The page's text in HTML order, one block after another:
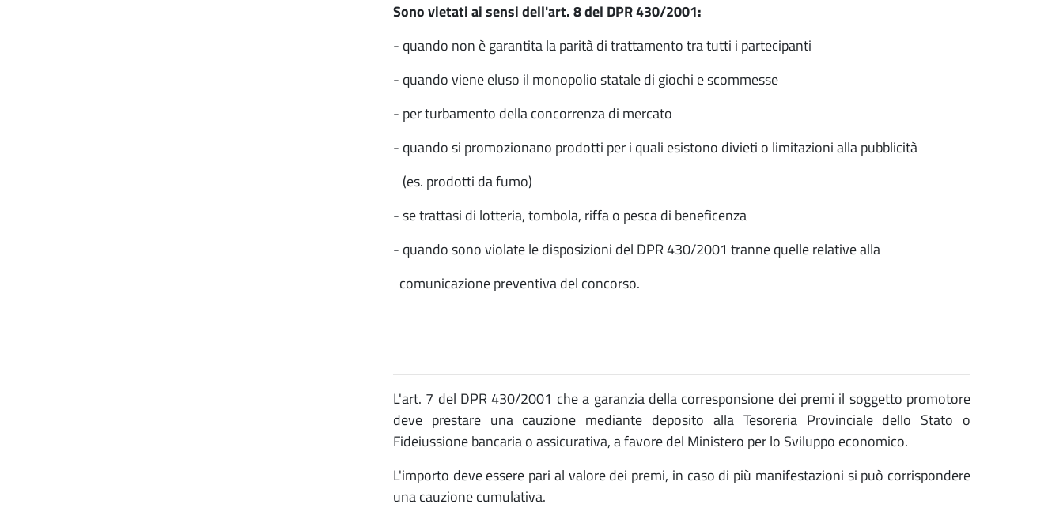
Sono vietati ai sensi dell'art. 8 del DPR 430/2001:
- quando non è garantita la parità di trattamento tra tutti i partecipanti
- quando viene eluso il monopolio statale di giochi e scommesse
- per turbamento della concorrenza di mercato
- quando si promozionano prodotti per i quali esistono divieti o limitazioni alla pubblicità
(es. prodotti da fumo)
- se trattasi di lotteria, tombola, riffa o pesca di beneficenza
- quando sono violate le disposizioni del DPR 430/2001 tranne quelle relative alla
comunicazione preventiva del concorso.
L'art. 7 del DPR 430/2001 che a garanzia della corresponsione dei premi il soggetto promotore
deve prestare una cauzione mediante deposito alla Tesoreria Provinciale dello Stato o
Fideiussione bancaria o assicurativa, a favore del Ministero per lo Sviluppo economico.
L'importo deve essere pari al valore dei premi, in caso di più manifestazioni si può corrispondere
una cauzione cumulativa.